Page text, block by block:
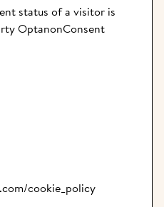
status of a visitor is
OptanonConsent
cookie_policy